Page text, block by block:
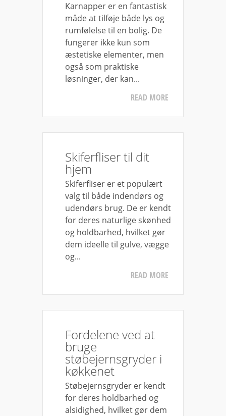
Karnapper er en fantastisk
måde at tilføje både lys og
rumfølelse til en bolig. De
fungerer ikke kun som
æstetiske elementer, men
også som praktiske
løsninger, der kan...
READ MORE
Skiferfliser til dit
hjem
Skiferfliser er et populært
valg til både indendørs og
udendørs brug. De er kendt
for deres naturlige skønhed
og holdbarhed, hvilket gør
dem ideelle til gulve, vægge
og...
READ MORE
Fordelene ved at
bruge
støbejernsgryder i
køkkenet
Støbejernsgryder er kendt
for deres holdbarhed og
alsidighed, hvilket gør dem